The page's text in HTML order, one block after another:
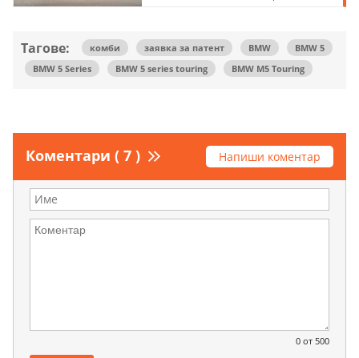
Тагове: комби заявка за патент BMW
BMW 5
BMW 5 Series
BMW 5 series touring BMW M5 Touring
Коментари ( 7 ) Напиши коментар
0 от 500